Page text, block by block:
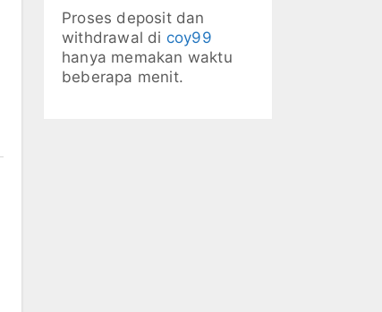
Proses deposit dan
withdrawal di coy99
hanya memakan waktu
beberapa menit.